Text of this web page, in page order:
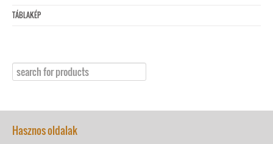
TÁBLAKÉP
Hasznos oldalak